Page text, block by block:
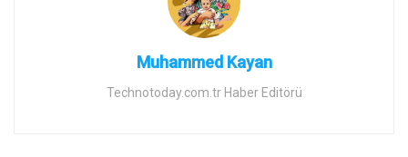
Muhammed Kayan
Technotoday.com.tr Haber Editörü